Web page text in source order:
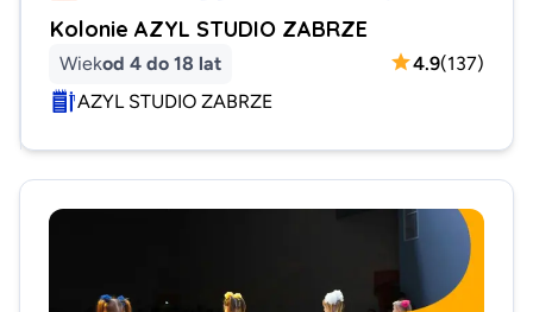
Kolonie AZYL STUDIO ZABRZE
Wiekod 4 do 18 lat 4.9(137)
AZYL STUDIO ZABRZE